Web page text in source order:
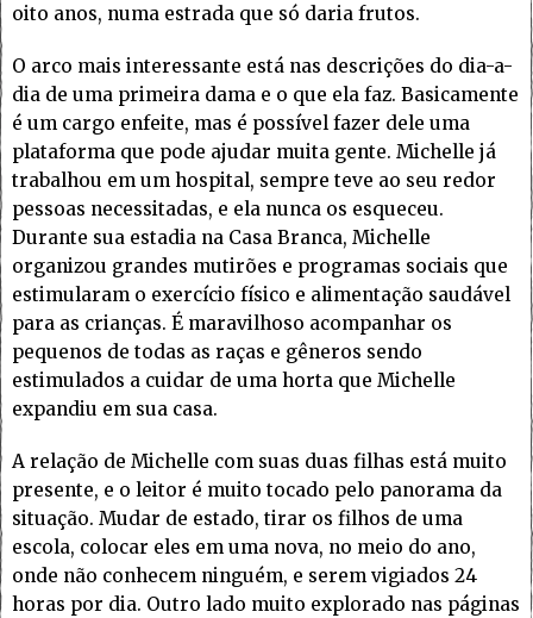
oito anos, numa estrada que só daria frutos.
O arco mais interessante está nas descrições do dia-a-
dia de uma primeira dama e o que ela faz. Basicamente
é um cargo enfeite, mas é possível fazer dele uma
plataforma que pode ajudar muita gente. Michelle já
trabalhou em um hospital, sempre teve ao seu redor
pessoas necessitadas, e ela nunca os esqueceu.
Durante sua estadia na Casa Branca, Michelle
organizou grandes mutirões e programas sociais que
estimularam o exercício físico e alimentação saudável
para as crianças. É maravilhoso acompanhar os
pequenos de todas as raças e gêneros sendo
estimulados a cuidar de uma horta que Michelle
expandiu em sua casa.
A relação de Michelle com suas duas filhas está muito
presente, e o leitor é muito tocado pelo panorama da
situação. Mudar de estado, tirar os filhos de uma
escola, colocar eles em uma nova, no meio do ano,
onde não conhecem ninguém, e serem vigiados 24
horas por dia. Outro lado muito explorado nas páginas